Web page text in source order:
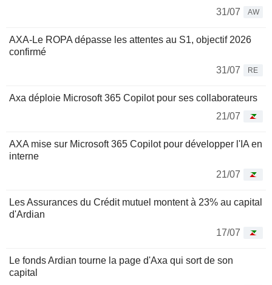
31/07
AW
AXA-Le ROPA dépasse les attentes au S1, objectif 2026
confirmé
31/07
RE
Axa déploie Microsoft 365 Copilot pour ses collaborateurs
21/07
AXA mise sur Microsoft 365 Copilot pour développer l'IA en
interne
21/07
Les Assurances du Crédit mutuel montent à 23% au capital
d'Ardian
17/07
Le fonds Ardian tourne la page d'Axa qui sort de son
capital